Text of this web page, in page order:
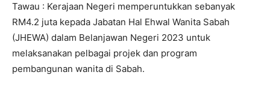
Tawau : Kerajaan Negeri memperuntukkan sebanyak
RM4.2 juta kepada Jabatan Hal Ehwal Wanita Sabah
(JHEWA) dalam Belanjawan Negeri 2023 untuk
melaksanakan pelbagai projek dan program
pembangunan wanita di Sabah.